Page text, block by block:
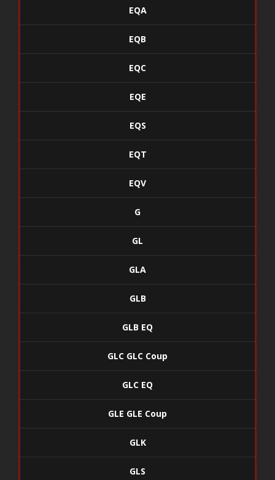
EQA
EQB
EQC
EQE
EQS
EQT
EQV
G
GL
GLA
GLB
GLB EQ
GLC GLC Coup
GLC EQ
GLE GLE Coup
GLK
GLS